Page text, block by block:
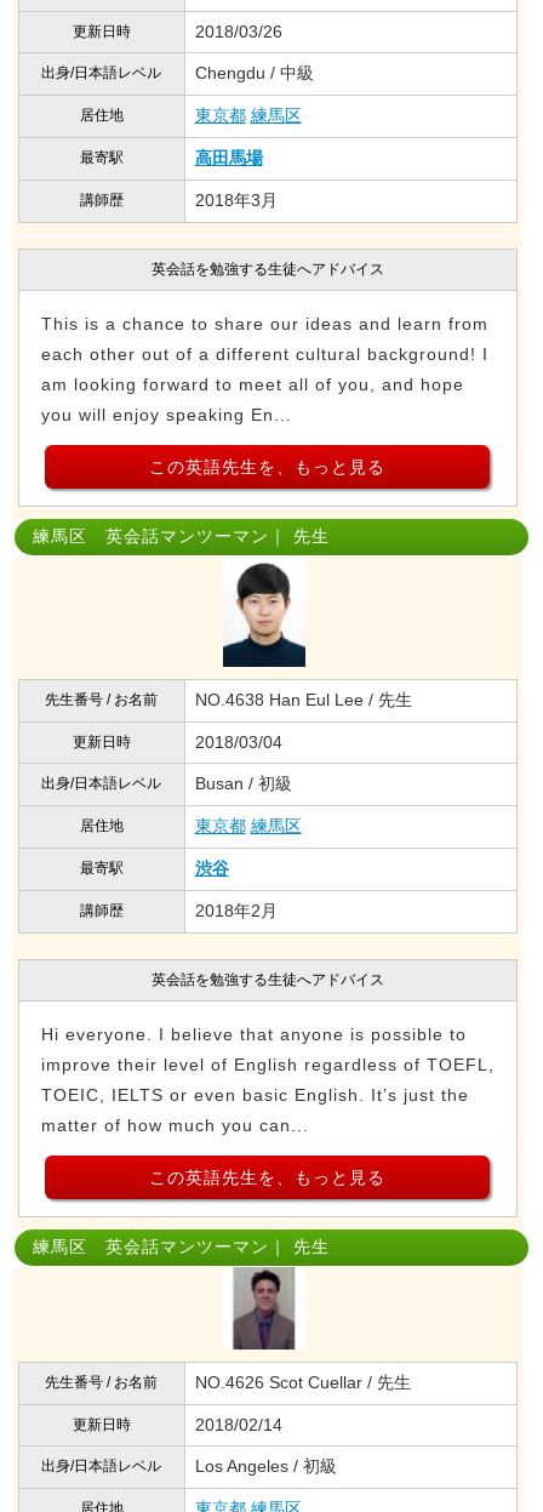
更新日時 2018/03/26
出身/日本語レベル Chengdu / 中級
居住地 東京都 練馬区
最寄駅 高田馬場
講師歴 2018年3月
英会話を勉強する生徒へアドバイス
This is a chance to share our ideas and learn from
each other out of a different cultural background! I
am looking forward to meet all of you, and hope
you will enjoy speaking En...
この英語先生を、もっと見る
練馬区 英会話マンツーマン｜ 先生
先生番号 / お名前 NO.4638 Han Eul Lee / 先生
更新日時 2018/03/04
出身/日本語レベル Busan / 初級
居住地 東京都 練馬区
最寄駅 渋谷
講師歴 2018年2月
英会話を勉強する生徒へアドバイス
Hi everyone. I believe that anyone is possible to
improve their level of English regardless of TOEFL,
TOEIC, IELTS or even basic English. It’s just the
matter of how much you can...
この英語先生を、もっと見る
練馬区 英会話マンツーマン｜ 先生
先生番号 / お名前 NO.4626 Scot Cuellar / 先生
更新日時 2018/02/14
出身/日本語レベル Los Angeles / 初級
居住地 東京都 練馬区